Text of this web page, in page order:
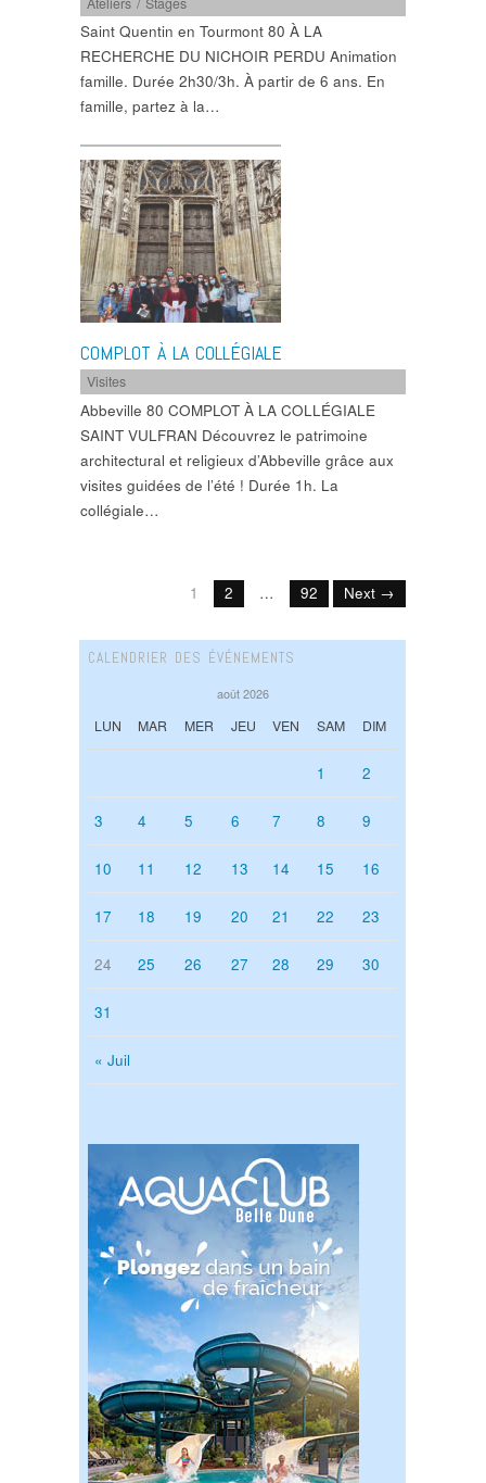
Saint Quentin en Tourmont 80 À LA
RECHERCHE DU NICHOIR PERDU Animation
famille. Durée 2h30/3h. À partir de 6 ans. En
famille, partez à la…
COMPLOT À LA COLLÉGIALE
Visites
Abbeville 80 COMPLOT À LA COLLÉGIALE
SAINT VULFRAN Découvrez le patrimoine
architectural et religieux d’Abbeville grâce aux
visites guidées de l’été ! Durée 1h. La
collégiale…
1 2 … 92 Next →
CALENDRIER DES ÉVÉNEMENTS
août 2026
LUN MAR MER JEU VEN SAM DIM
« Juil
1 2
3 4 5 6 7 8 9
10 11 12 13 14 15 16
17 18 19 20 21 22 23
24 25 26 27 28 29 30
31